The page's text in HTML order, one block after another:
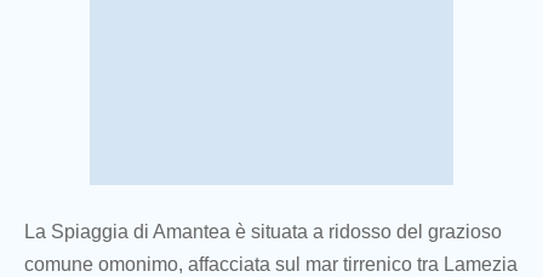
La Spiaggia di Amantea è situata a ridosso del grazioso
comune omonimo, affacciata sul mar tirrenico tra Lamezia